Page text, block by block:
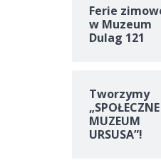
Ferie
w Muzeum
Dulag 121
Tworzymy
„SPOŁECZNE
MUZEUM
URSUSA”!